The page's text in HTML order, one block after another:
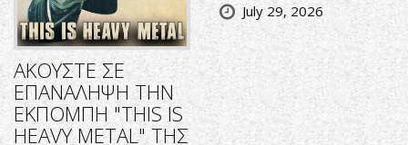
ΑΚΟΥΣΤΕ ΣΕ
ΕΠΑΝΑΛΗΨΗ ΤΗΝ
ΕΚΠΟΜΠΗ "THIS IS
HEAVY METAL" ΤΗΣ
July 29, 2026